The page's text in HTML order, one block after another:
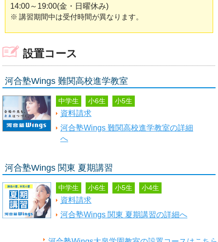
14:00～19:00(金・日曜休み)
※ 講習期間中は受付時間が異なります。
設置コース
河合塾Wings 難関高校進学教室
中学生 小6生 小5生
資料請求
河合塾Wings 難関高校進学教室の詳細
へ
河合塾Wings 関東 夏期講習
中学生 小6生 小5生 小4生
資料請求
河合塾Wings 関東 夏期講習の詳細へ